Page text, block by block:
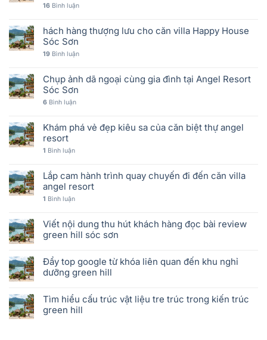
16 Bình luận
hách hàng thượng lưu cho căn villa Happy House
Sóc Sơn
19 Bình luận
Chụp ảnh dã ngoại cùng gia đình tại Angel Resort
Sóc Sơn
6 Bình luận
Khám phá vẻ đẹp kiêu sa của căn biệt thự angel
resort
1 Bình luận
Lắp cam hành trình quay chuyến đi đến căn villa
angel resort
1 Bình luận
Viết nội dung thu hút khách hàng đọc bài review
green hill sóc sơn
Đẩy top google từ khóa liên quan đến khu nghỉ
dưỡng green hill
Tìm hiểu cấu trúc vật liệu tre trúc trong kiến trúc
green hill